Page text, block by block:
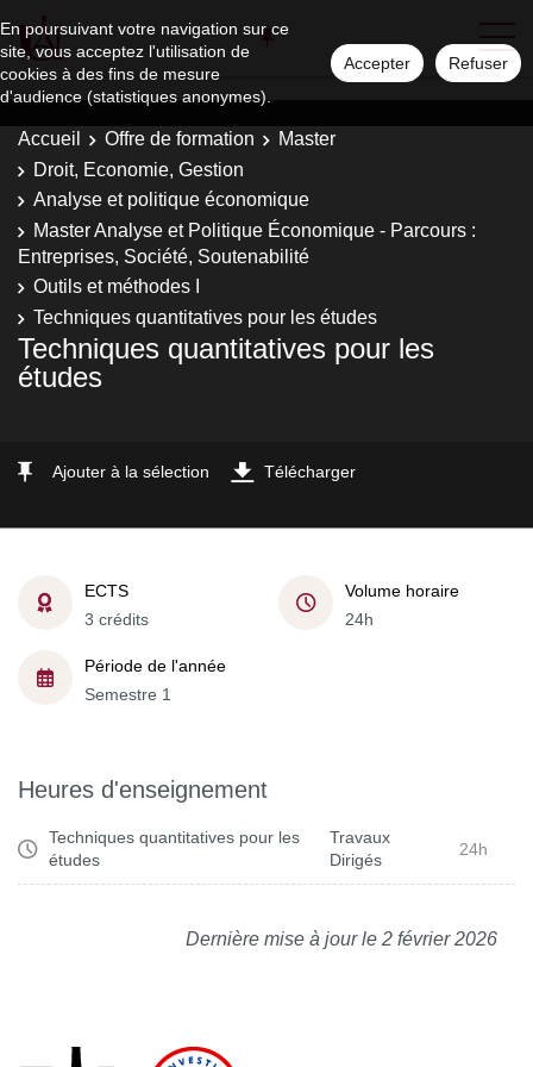
En poursuivant votre navigation sur ce
site, vous acceptez l'utilisation de
cookies à des fins de mesure
d'audience (statistiques anonymes).
Accepter Refuser
Accueil Offre de formation
Master
Droit, Economie, Gestion
Analyse et politique économique
Master Analyse et Politique Économique - Parcours :
Entreprises, Société, Soutenabilité
Outils et méthodes I
Techniques quantitatives pour les études
Techniques quantitatives pour les
études
Ajouter à la sélection Télécharger
ECTS
3 crédits
Volume horaire
24h
Période de l'année
Semestre 1
Heures d'enseignement
Techniques quantitatives pour les
études
Travaux
Dirigés
24h
Dernière mise à jour le 2 février 2026